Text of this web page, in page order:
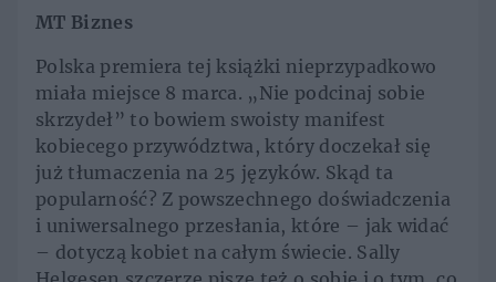
MT Biznes
Polska premiera tej książki nieprzypadkowo
miała miejsce 8 marca. „Nie podcinaj sobie
skrzydeł” to bowiem swoisty manifest
kobiecego przywództwa, który doczekał się
już tłumaczenia na 25 języków. Skąd ta
popularność? Z powszechnego doświadczenia
i uniwersalnego przesłania, które – jak widać
– dotyczą kobiet na całym świecie. Sally